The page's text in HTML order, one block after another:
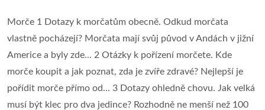
Morče 1 Dotazy k morčatům obecně. Odkud morčata
vlastně pocházejí? Morčata mají svůj původ v Andách v jižní
Americe a byly zde... 2 Otázky k pořízení morčete. Kde
morče koupit a jak poznat, zda je zvíře zdravé? Nejlepší je
pořídit morče přímo od... 3 Dotazy ohledně chovu. Jak velká
musí být klec pro dva jedince? Rozhodně ne menší než 100